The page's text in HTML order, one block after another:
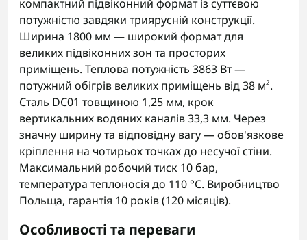
компактний підвіконний формат із суттєвою
потужністю завдяки триярусній конструкції.
Ширина 1800 мм — широкий формат для
великих підвіконних зон та просторих
приміщень. Теплова потужність 3863 Вт —
потужний обігрів великих приміщень від 38 м².
Сталь DC01 товщиною 1,25 мм, крок
вертикальних водяних каналів 33,3 мм. Через
значну ширину та відповідну вагу — обов'язкове
кріплення на чотирьох точках до несучої стіни.
Максимальний робочий тиск 10 бар,
температура теплоносія до 110 °C. Виробництво
Польща, гарантія 10 років (120 місяців).
Особливості та переваги